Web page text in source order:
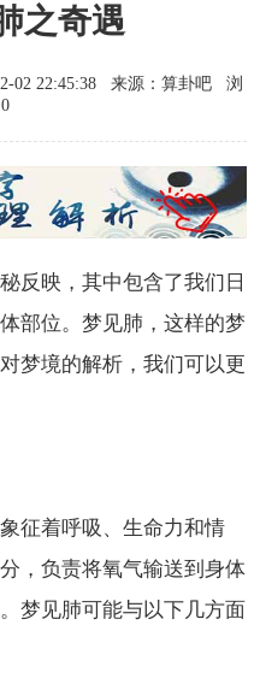
之奇遇
02 22:45:38 来源：算卦吧
浏
反映，其中包含了我们日
部位。梦见肺，这样的梦
梦境的解析，我们可以更
征着呼吸、生命力和情
，负责将氧气输送到身体
梦见肺可能与以下几方面